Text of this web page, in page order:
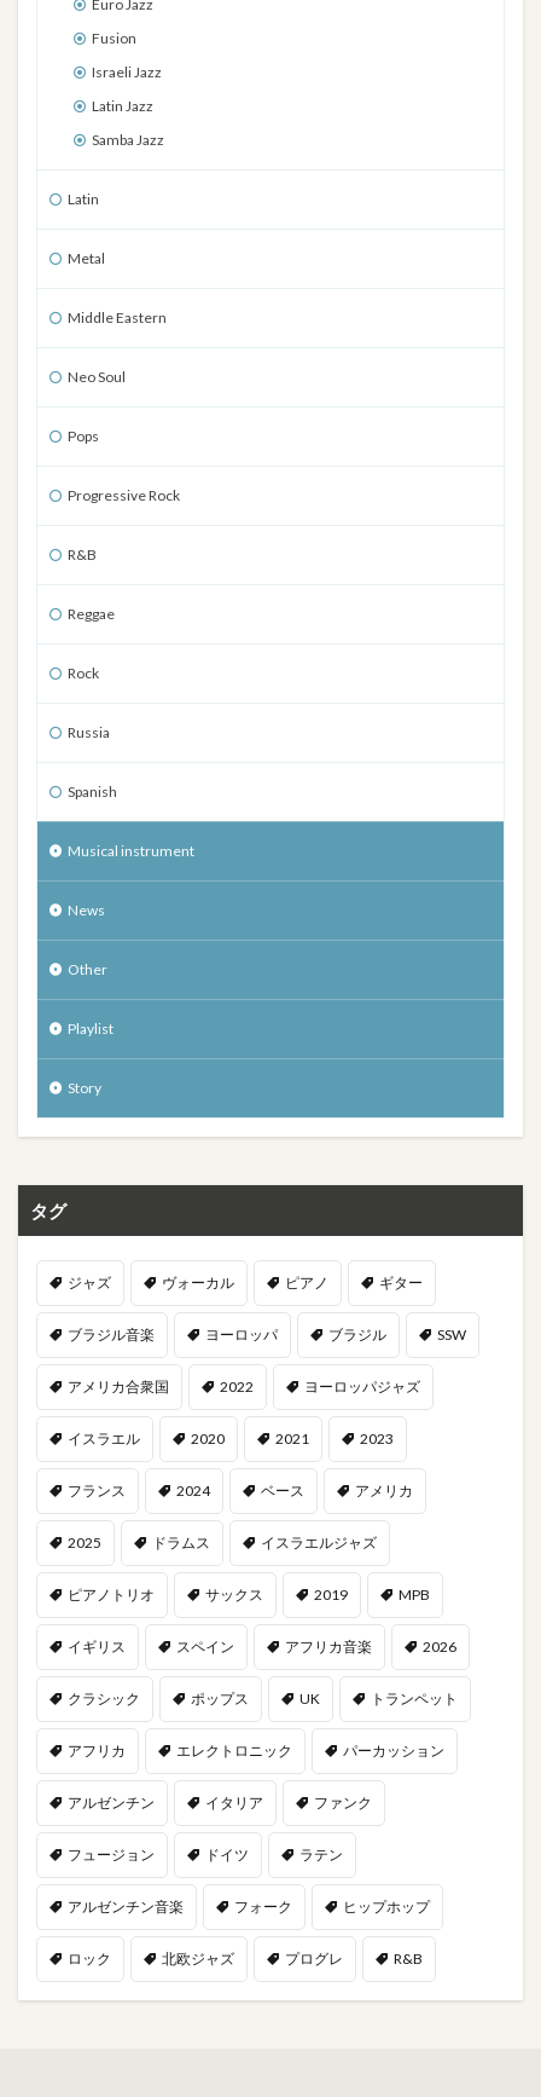
Euro Jazz
Fusion
Israeli Jazz
Latin Jazz
Samba Jazz
Latin
Metal
Middle Eastern
Neo Soul
Pops
Progressive Rock
R&B
Reggae
Rock
Russia
Spanish
Musical instrument
News
Other
Playlist
Story
タグ
ジャズ ヴォーカル ピアノ ギター
ブラジル音楽 ヨーロッパ ブラジル SSW
アメリカ合衆国 2022 ヨーロッパジャズ
イスラエル 2020 2021 2023
フランス 2024 ベース アメリカ
2025 ドラムス イスラエルジャズ
ピアノトリオ サックス 2019 MPB
イギリス スペイン アフリカ音楽 2026
クラシック ポップス UK トランペット
アフリカ エレクトロニック パーカッション
アルゼンチン イタリア ファンク
フュージョン ドイツ ラテン
アルゼンチン音楽 フォーク ヒップホップ
ロック 北欧ジャズ プログレ R&B